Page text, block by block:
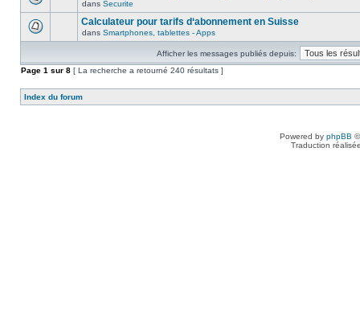
dans Securite
Calculateur pour tarifs d‘abonnement en Suisse
dans Smartphones, tablettes - Apps
Afficher les messages publiés depuis:
Page 1 sur 8 [ La recherche a retourné 240 résultats ]
Index du forum
Powered by phpBB
Traduction